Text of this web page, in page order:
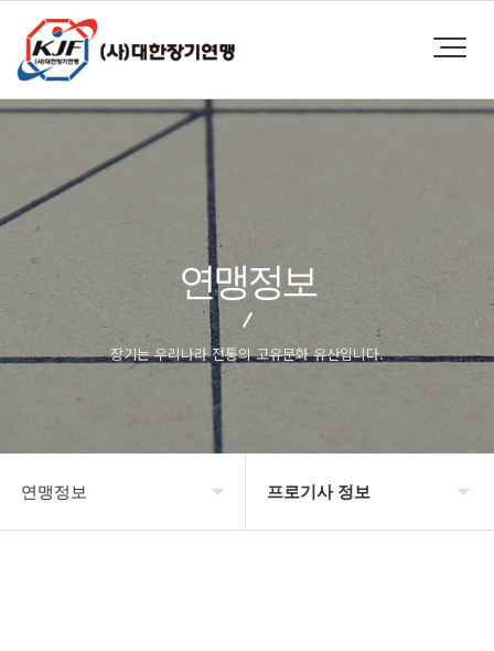
연맹정보
장기는 우리나라 전통의 고유문화 유산입니다.
연맹정보 프로기사 정보